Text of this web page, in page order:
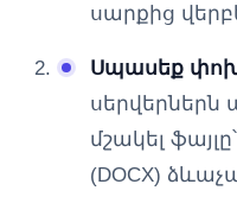
սարքից
Սպասեք
սերվերներն
մշակել
(DOCX)